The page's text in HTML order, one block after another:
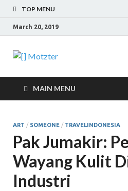
TOP MENU
March 20, 2019
[]
MAIN MENU
ART / SOMEONE / TRAVELINDONESIA
Pak Jumakir:
Wayang Kulit
Industri